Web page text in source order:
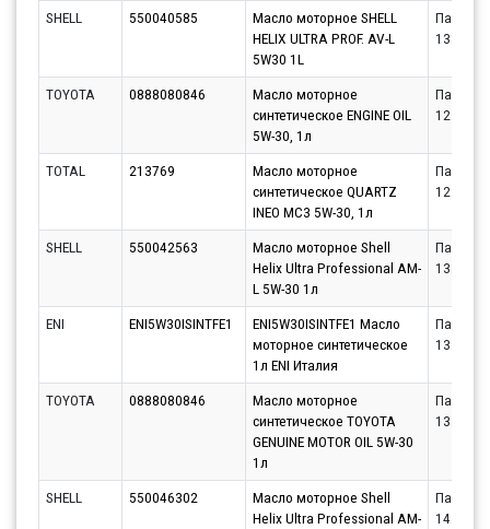
SHELL 550040585
Масло моторное SHELL
HELIX ULTRA PROF. AV-L
5W30 1L
Партнёр
TOYOTA 0888080846
Масло моторное
синтетическое ENGINE OIL
5W-30, 1л
Партнёр
TOTAL 213769
Масло моторное
синтетическое QUARTZ
INEO MC3 5W-30, 1л
Партнёр
SHELL 550042563
Масло моторное Shell
Helix Ultra Professional AM-
L 5W-30 1л
Партнёр
ENI ENI5W30ISINTFE1
ENI5W30ISINTFE1 Масло
моторное синтетическое
1л ENI Италия
Партнёр
TOYOTA 0888080846
Масло моторное
синтетическое TOYOTA
GENUINE MOTOR OIL 5W-30
1л
Партнёр
SHELL 550046302
Масло моторное Shell
Helix Ultra Professional AM-
Партнёр